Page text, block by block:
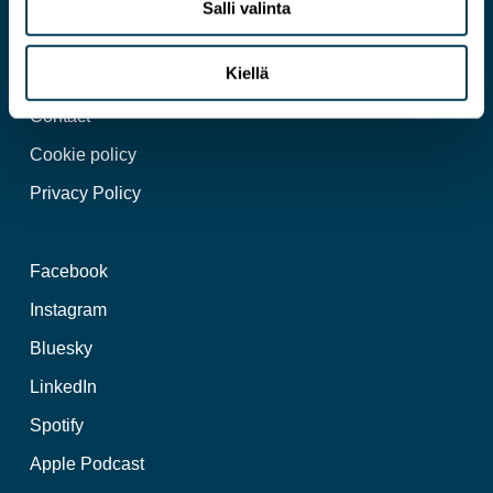
Salli valinta
Kiellä
An expert on a more pragmatic EU
Contact
Cookie policy
Privacy Policy
Facebook
Instagram
Bluesky
LinkedIn
Spotify
Apple Podcast